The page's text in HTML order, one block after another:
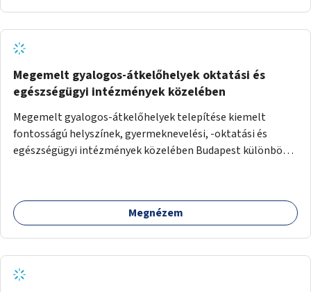
fejlesztett megoldás fenntartásán keresztül.
Megemelt gyalogos-átkelőhelyek oktatási és
egészségügyi intézmények közelében
Megemelt gyalogos-átkelőhelyek telepítése kiemelt
fontosságú helyszínek, gyermeknevelési, -oktatási és
egészségügyi intézmények közelében Budapest különböző
Megnézem